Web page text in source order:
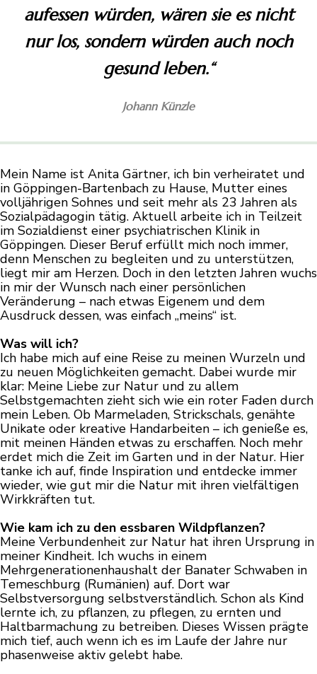
aufessen würden, wären sie es nicht
nur los, sondern würden auch noch
gesund leben.“
Johann Künzle
Mein Name ist Anita Gärtner, ich bin verheiratet und
in Göppingen-Bartenbach zu Hause, Mutter eines
volljährigen Sohnes und seit mehr als 23 Jahren als
Sozialpädagogin tätig. Aktuell arbeite ich in Teilzeit
im Sozialdienst einer psychiatrischen Klinik in
Göppingen. Dieser Beruf erfüllt mich noch immer,
denn Menschen zu begleiten und zu unterstützen,
liegt mir am Herzen. Doch in den letzten Jahren wuchs
in mir der Wunsch nach einer persönlichen
Veränderung – nach etwas Eigenem und dem
Ausdruck dessen, was einfach „meins“ ist.
Was will ich?
Ich habe mich auf eine Reise zu meinen Wurzeln und
zu neuen Möglichkeiten gemacht. Dabei wurde mir
klar: Meine Liebe zur Natur und zu allem
Selbstgemachten zieht sich wie ein roter Faden durch
mein Leben. Ob Marmeladen, Strickschals, genähte
Unikate oder kreative Handarbeiten – ich genieße es,
mit meinen Händen etwas zu erschaffen. Noch mehr
erdet mich die Zeit im Garten und in der Natur. Hier
tanke ich auf, finde Inspiration und entdecke immer
wieder, wie gut mir die Natur mit ihren vielfältigen
Wirkkräften tut.
Wie kam ich zu den essbaren Wildpflanzen?
Meine Verbundenheit zur Natur hat ihren Ursprung in
meiner Kindheit. Ich wuchs in einem
Mehrgenerationenhaushalt der Banater Schwaben in
Temeschburg (Rumänien) auf. Dort war
Selbstversorgung selbstverständlich. Schon als Kind
lernte ich, zu pflanzen, zu pflegen, zu ernten und
Haltbarmachung zu betreiben. Dieses Wissen prägte
mich tief, auch wenn ich es im Laufe der Jahre nur
phasenweise aktiv gelebt habe.